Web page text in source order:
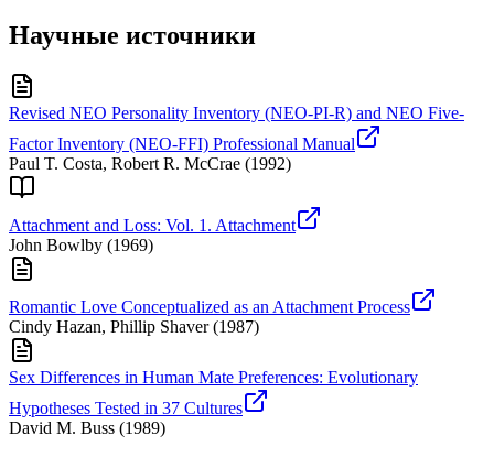
Научные источники
Revised NEO Personality Inventory (NEO-PI-R) and NEO Five-
Factor Inventory (NEO-FFI) Professional Manual
Paul T. Costa, Robert R. McCrae (1992)
Attachment and Loss: Vol. 1. Attachment
John Bowlby (1969)
Romantic Love Conceptualized as an Attachment Process
Cindy Hazan, Phillip Shaver(1987)
Sex Differences in Human Mate Preferences: Evolutionary
Hypotheses Tested in 37 Cultures
David M. Buss (1989)